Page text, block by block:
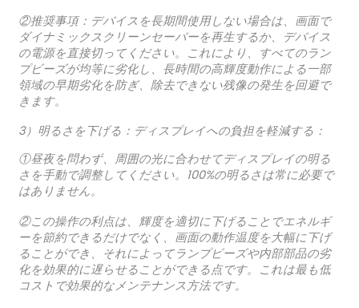
②推奨事項：デバイスを長期間使用しない場合は、画面で
ダイナミックスクリーンセーバーを再生するか、デバイス
の電源を直接切ってください。これにより、すべてのラン
プビーズが均等に劣化し、長時間の高輝度動作による一部
領域の早期劣化を防ぎ、除去できない残像の発生を回避で
きます。
3）明るさを下げる：ディスプレイへの負担を軽減する：
①昼夜を問わず、周囲の光に合わせてディスプレイの明る
さを手動で調整してください。100%の明るさは常に必要で
はありません。
②この操作の利点は、輝度を適切に下げることでエネルギ
ーを節約できるだけでなく、画面の動作温度を大幅に下げ
ることができ、それによってランプビーズや内部部品の劣
化を効果的に遅らせることができる点です。これは最も低
コストで効果的なメンテナンス方法です。